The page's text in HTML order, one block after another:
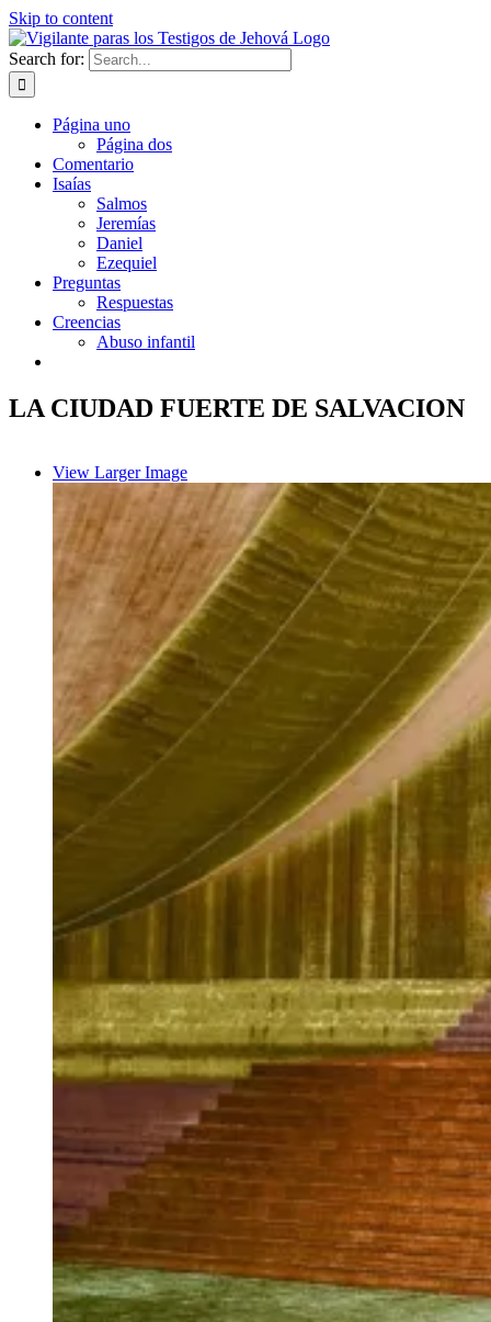
Skip to content
Search for:
Página uno
Página dos
Comentario
Isaías
Salmos
Jeremías
Daniel
Ezequiel
Preguntas
Respuestas
Creencias
Abuso infantil
LA CIUDAD FUERTE DE SALVACION
View Larger Image